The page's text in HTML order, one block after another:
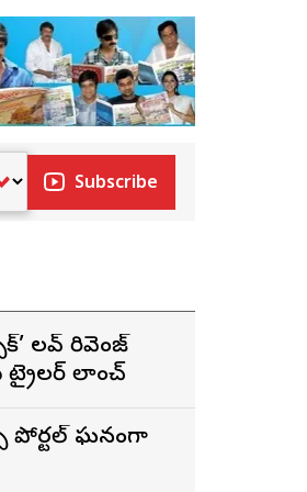
Subscribe
లవ్ రివెంజ్
లాంచ్
పోర్టల్ ఘనంగా